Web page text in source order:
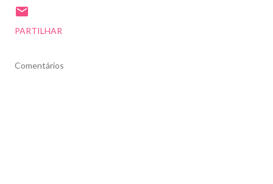
PARTILHAR
Comentários